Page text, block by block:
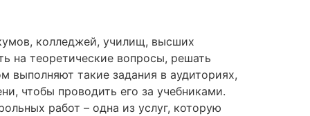
колледжей, училищ, высших
на теоретические вопросы, решать
выполняют такие задания в аудиториях,
чтобы проводить его за учебниками.
работ – одна из услуг, которую